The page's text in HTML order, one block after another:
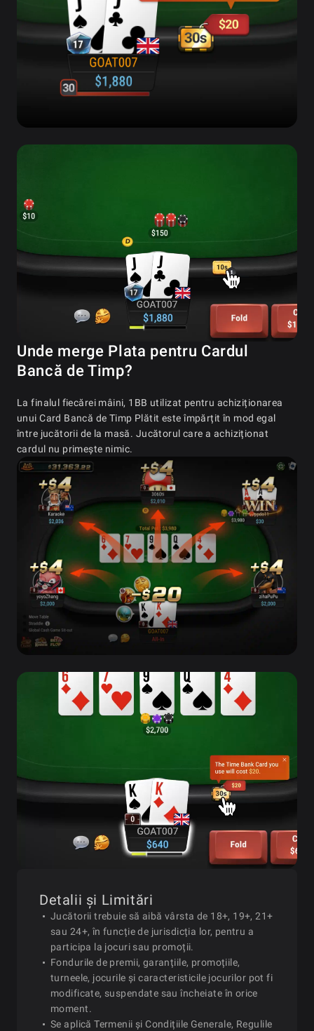
Unde merge Plata pentru Cardul
Bancă de Timp?
La finalul fiecărei mâini, 1BB utilizat pentru achiziționarea
unui Card Bancă de Timp Plătit este împărțit în mod egal
între jucătorii de la masă. Jucătorul care a achiziționat
cardul nu primește nimic.
Detalii și Limitări
Jucătorii trebuie să aibă vârsta de 18+, 19+, 21+
sau 24+, în funcție de jurisdicția lor, pentru a
participa la jocuri sau promoții.
Fondurile de premii, garanțiile, promoțiile,
turneele, jocurile și caracteristicile jocurilor pot fi
modificate, suspendate sau încheiate în orice
moment.
Se aplică Termenii și Condițiile Generale, Regulile